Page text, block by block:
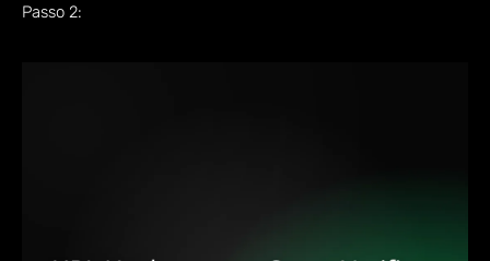
Passo 2: